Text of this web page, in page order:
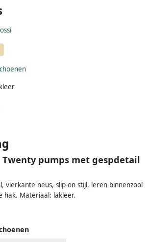
Twenty pumps met gespdetail
vierkante neus, slip-on stijl, leren binnenzool
hak. Materiaal: lakleer.